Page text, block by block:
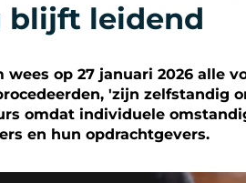
blijft leidend
op 27 januari 2026 alle
'zijn zelfstandig
omdat individuele
en hun opdrachtgevers.